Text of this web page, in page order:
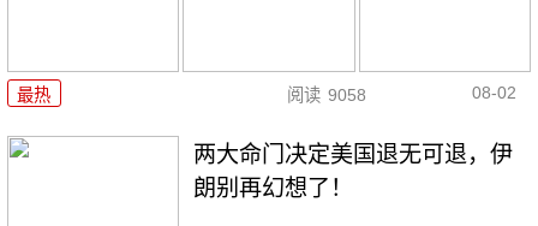
最热 阅读 9058 08-02
两大命门决定美国退无可退，伊
朗别再幻想了！